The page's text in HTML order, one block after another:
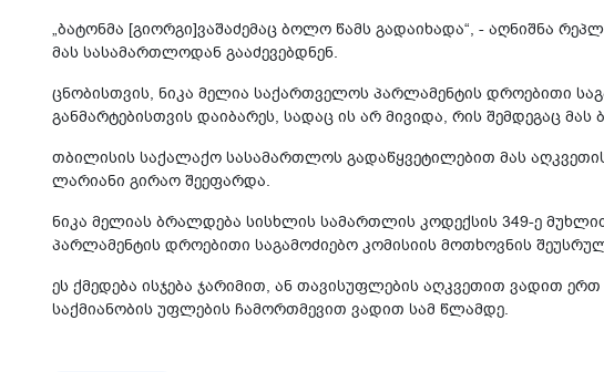
„ბატონმა [გიორგი]ვაშაძემაც ბოლო წამს გადაიხადა“, - აღნიშნა
მას სასამართლოდან გააძევებდნენ.
ცნობისთვის, ნიკა მელია საქართველოს პარლამენტის დროებითი
განმარტებისთვის დაიბარეს, სადაც ის არ მივიდა, რის შემდეგაც მას
თბილისის საქალაქო სასამართლოს გადაწყვეტილებით მას
ლარიანი გირაო შეეფარდა.
ნიკა მელიას ბრალდება სისხლის სამართლის კოდექსის 349-ე
პარლამენტის დროებითი საგამოძიებო კომისიის მოთხოვნის
ეს ქმედება ისჯება ჯარიმით, ან თავისუფლების აღკვეთით ვადით
საქმიანობის უფლების ჩამორთმევით ვადით სამ წლამდე.